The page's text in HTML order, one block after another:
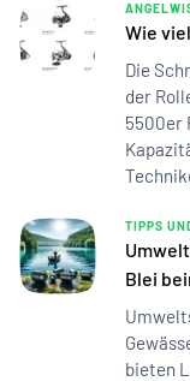
Wie
Die
der
5500er
TIPPS
Blei
bieten